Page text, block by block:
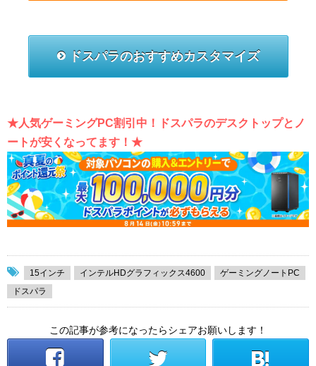
ドスパラのおすすめカスタマイズ
★人気ゲーミングPC割引中！ドスパラのデスクトップとノ
ートが安くなってます！★
15インチ インテルHDグラフィックス4600
ゲーミングノートPC
ドスパラ
この記事が参考になったらシェアお願いします！